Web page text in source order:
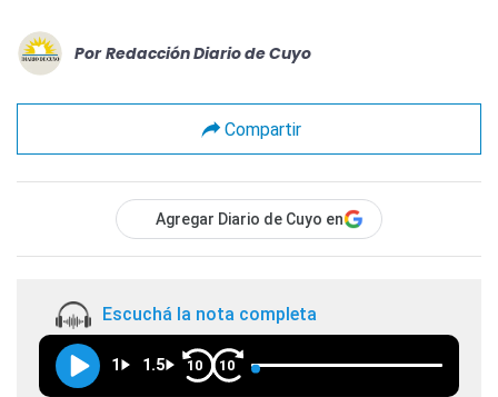
Por Redacción Diario de Cuyo
Compartir
Agregar Diario de Cuyo en
Escuchá la nota completa
1 1.5 10 10